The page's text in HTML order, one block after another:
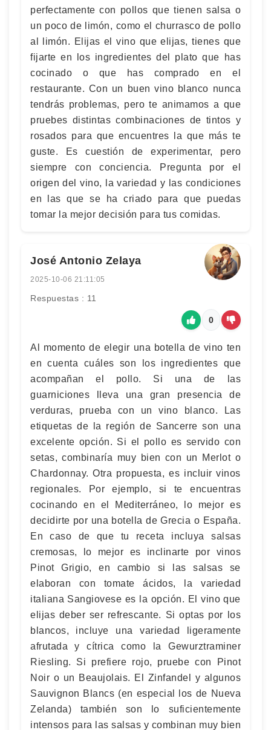
perfectamente con pollos que tienen salsa o
un poco de limón, como el churrasco de pollo
al limón. Elijas el vino que elijas, tienes que
fijarte en los ingredientes del plato que has
cocinado o que has comprado en el
restaurante. Con un buen vino blanco nunca
tendrás problemas, pero te animamos a que
pruebes distintas combinaciones de tintos y
rosados para que encuentres la que más te
guste. Es cuestión de experimentar, pero
siempre con conciencia. Pregunta por el
origen del vino, la variedad y las condiciones
en las que se ha criado para que puedas
tomar la mejor decisión para tus comidas.
José Antonio Zelaya
2025-10-06 21:11:05
Respuestas : 11
0
Al momento de elegir una botella de vino ten
en cuenta cuáles son los ingredientes que
acompañan el pollo. Si una de las
guarniciones lleva una gran presencia de
verduras, prueba con un vino blanco. Las
etiquetas de la región de Sancerre son una
excelente opción. Si el pollo es servido con
setas, combinaría muy bien con un Merlot o
Chardonnay. Otra propuesta, es incluir vinos
regionales. Por ejemplo, si te encuentras
cocinando en el Mediterráneo, lo mejor es
decidirte por una botella de Grecia o España.
En caso de que tu receta incluya salsas
cremosas, lo mejor es inclinarte por vinos
Pinot Grigio, en cambio si las salsas se
elaboran con tomate ácidos, la variedad
italiana Sangiovese es la opción. El vino que
elijas deber ser refrescante. Si optas por los
blancos, incluye una variedad ligeramente
afrutada y cítrica como la Gewurztraminer
Riesling. Si prefiere rojo, pruebe con Pinot
Noir o un Beaujolais. El Zinfandel y algunos
Sauvignon Blancs (en especial los de Nueva
Zelanda) también son lo suficientemente
intensos para las salsas y combinan muy bien